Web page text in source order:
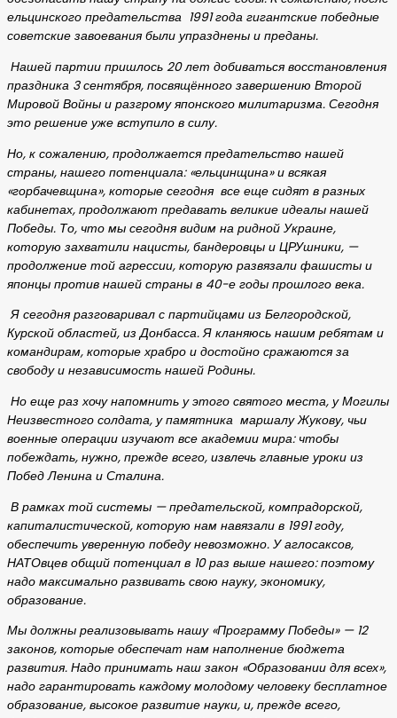
ельцинского предательства 1991 года гигантские победные
советские завоевания были упразднены и преданы.
Нашей партии пришлось 20 лет добиваться восстановления
праздника 3 сентября, посвящённого завершению Второй
Мировой Войны и разгрому японского милитаризма. Сегодня
это решение уже вступило в силу.
Но, к сожалению, продолжается предательство нашей
страны, нашего потенциала: «ельцинщина» и всякая
«горбачевщина», которые сегодня все еще сидят в разных
кабинетах, продолжают предавать великие идеалы нашей
Победы. То, что мы сегодня видим на ридной Украине,
которую захватили нацисты, бандеровцы и ЦРУшники, —
продолжение той агрессии, которую развязали фашисты и
японцы против нашей страны в 40-е годы прошлого века.
Я сегодня разговаривал с партийцами из Белгородской,
Курской областей, из Донбасса. Я кланяюсь нашим ребятам и
командирам, которые храбро и достойно сражаются за
свободу и независимость нашей Родины.
Но еще раз хочу напомнить у этого святого места, у Могилы
Неизвестного солдата, у памятника маршалу Жукову, чьи
военные операции изучают все академии мира: чтобы
побеждать, нужно, прежде всего, извлечь главные уроки из
Побед Ленина и Сталина.
В рамках той системы — предательской, компрадорской,
капиталистической, которую нам навязали в 1991 году,
обеспечить уверенную победу невозможно. У аглосаксов,
НАТОвцев общий потенциал в 10 раз выше нашего: поэтому
надо максимально развивать свою науку, экономику,
образование.
Мы должны реализовывать нашу «Программу Победы» — 12
законов, которые обеспечат нам наполнение бюджета
развития. Надо принимать наш закон «Образовании для всех»,
надо гарантировать каждому молодому человеку бесплатное
образование, высокое развитие науки, и, прежде всего,